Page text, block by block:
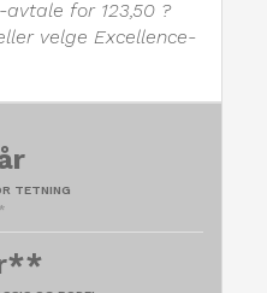
for 123,50 ?
velge Excellence-
TETNING